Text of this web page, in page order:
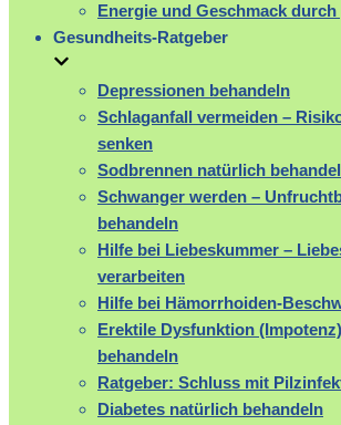
Energie und Geschmack durch
Gesundheits-Ratgeber
Depressionen behandeln
Schlaganfall vermeiden –
senken
Sodbrennen natürlich
Schwanger werden –
behandeln
Hilfe bei Liebeskummer –
verarbeiten
Hilfe bei Hämorrhoiden-
Erektile Dysfunktion
behandeln
Ratgeber: Schluss mit
Diabetes natürlich behandeln